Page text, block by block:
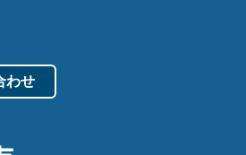
わせ